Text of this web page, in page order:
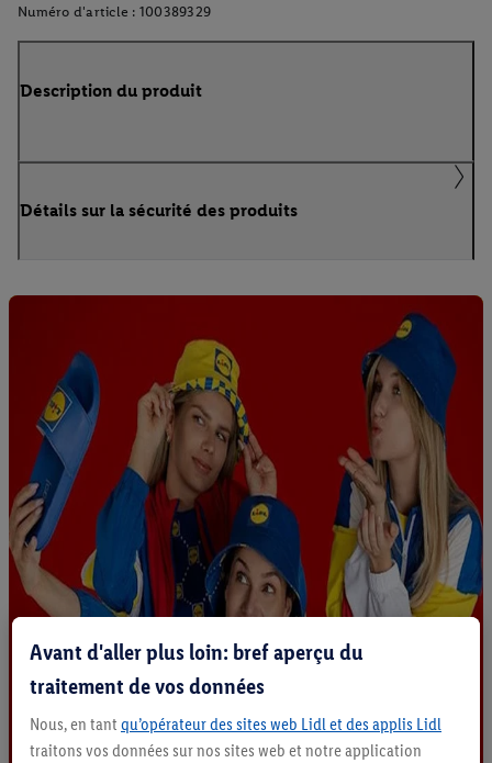
Numéro d'article : 100389329
Description du produit
Détails sur la sécurité des produits
Avant d'aller plus loin: bref aperçu du
traitement de vos données
Nous, en tant qu’opérateur des sites web Lidl et des applis Lidl
traitons vos données sur nos sites web et notre application